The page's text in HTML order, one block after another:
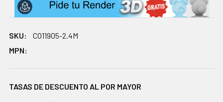
SKU:
CO11905-2.4M
MPN:
TASAS DE DESCUENTO AL POR MAYOR